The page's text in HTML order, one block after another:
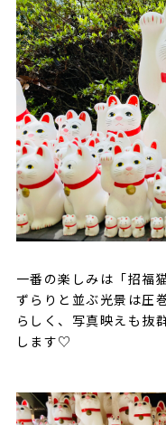
一番の楽しみは「招福
ずらりと並ぶ光景は圧
らしく、写真映えも抜
します♡